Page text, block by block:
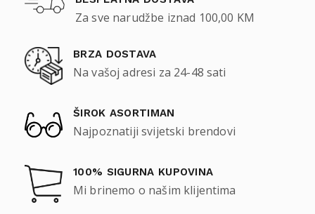
Za sve narudžbe iznad 100,00 KM
BRZA DOSTAVA
Na vašoj adresi za 24-48 sati
ŠIROK ASORTIMAN
Najpoznatiji svijetski brendovi
100% SIGURNA KUPOVINA
Mi brinemo o našim klijentima